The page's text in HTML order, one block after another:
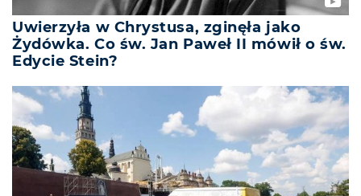
Uwierzyła w Chrystusa, zginęła jako
Żydówka. Co św. Jan Paweł II mówił o św.
Edycie Stein?